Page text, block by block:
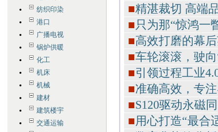
纺织印染
港口
广播电视
锅炉供暖
化工
机床
机械
建材
建筑楼宇
交通运输
■精湛裁切 高端
■只为那“惊鸿一
■高效打磨的幕
■车轮滚滚，驶
■引领过程工业
■准确高效，专
■S120驱动永磁
■用心打造“最合